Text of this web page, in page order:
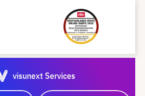
visunext Services